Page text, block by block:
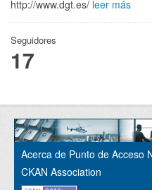
http://www.dgt.es/ leer más
Seguidores
17
Acerca de Punto de Acceso
CKAN Association